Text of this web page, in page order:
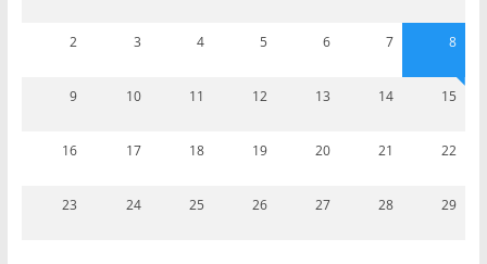
2 3 4 5 6 7 8
9 10 11 12 13 14 15
16 17 18 19 20 21 22
23 24 25 26 27 28 29